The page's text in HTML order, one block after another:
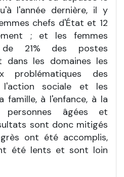
l'année dernière, il y
chefs d'État et 12
; et les femmes
21% des postes
dans les domaines les
problématiques des
sociale et les
famille, à l'enfance, à la
âgées et
sont donc mitigés
ont été accomplis,
été lents et sont loin